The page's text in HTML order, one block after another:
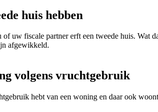
huis hebben
of uw fiscale partner erft een tweede huis.
afgewikkeld.
volgens vruchtgebruik
hebt van een woning en daar ook